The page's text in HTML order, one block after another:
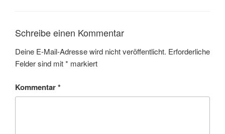
Schreibe einen Kommentar
Deine E-Mail-Adresse wird nicht veröffentlicht. Erforderliche
Felder sind mit* markiert
Kommentar*